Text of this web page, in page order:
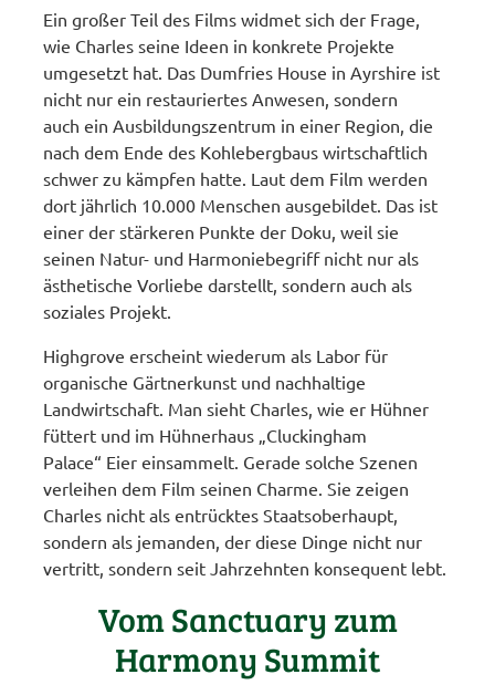
Ein großer Teil des Films widmet sich der Frage,
wie Charles seine Ideen in konkrete Projekte
umgesetzt hat. Das Dumfries House in Ayrshire ist
nicht nur ein restauriertes Anwesen, sondern
auch ein Ausbildungszentrum in einer Region, die
nach dem Ende des Kohlebergbaus wirtschaftlich
schwer zu kämpfen hatte. Laut dem Film werden
dort jährlich 10.000 Menschen ausgebildet. Das ist
einer der stärkeren Punkte der Doku, weil sie
seinen Natur- und Harmoniebegriff nicht nur als
ästhetische Vorliebe darstellt, sondern auch als
soziales Projekt.
Highgrove erscheint wiederum als Labor für
organische Gärtnerkunst und nachhaltige
Landwirtschaft. Man sieht Charles, wie er Hühner
füttert und im Hühnerhaus „Cluckingham
Palace“ Eier einsammelt. Gerade solche Szenen
verleihen dem Film seinen Charme. Sie zeigen
Charles nicht als entrücktes Staatsoberhaupt,
sondern als jemanden, der diese Dinge nicht nur
vertritt, sondern seit Jahrzehnten konsequent lebt.
Vom Sanctuary zum
Harmony Summit